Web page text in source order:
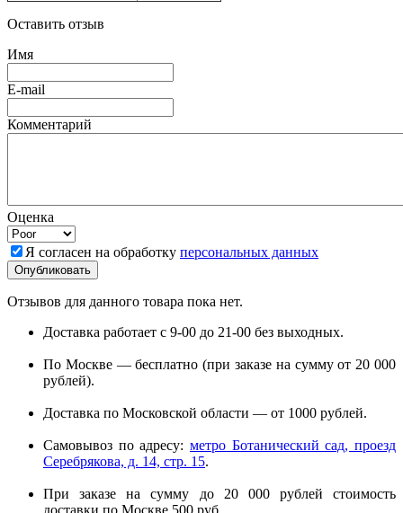
Оставить отзыв
Имя
E-mail
Комментарий
Оценка
Я согласен на обработку персональных данных
Отзывов для данного товара пока нет.
Доставка работает с 9-00 до 21-00 без выходных.
По Москве — бесплатно (при заказе на сумму от 20 000
рублей).
Доставка по Московской области — от 1000 рублей.
Самовывоз по адресу: метро Ботанический сад, проезд
Серебрякова, д. 14, стр. 15.
При заказе на сумму до 20 000 рублей стоимость
доставки по Москве 500 руб.